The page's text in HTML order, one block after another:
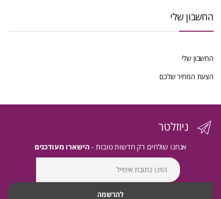
החשבון שלי
החשבון שלי
הצעת המחיר שלכם
ניוזלטר
אנחנו שולחים רק חדשות טובות - הישארו מעודכנים